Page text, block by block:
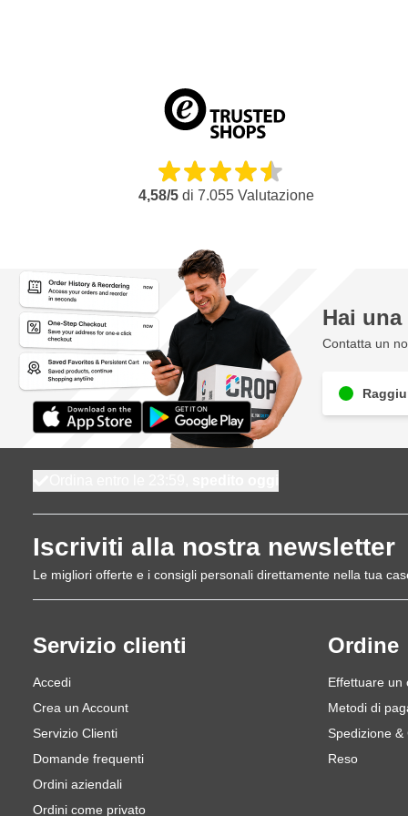
Pellicola di mascheratura in PE ecologica (10 μ)
Per la mascheratura rapida e la mascheratura di una
Resistente ai raggi UV
La pellicola aderisce alla superficie per carica statica
4,58/5di 7.055Valutazione
Hai
Contatta un
Iscriviti alla nostra newsletter
Le migliori offerte e i consigli personali direttamente nella tua
Servizio clienti
Accedi
Crea un Account
Servizio Clienti
Domande frequenti
Ordini aziendali
Ordini come privato
Ordine
Effettuare un
Metodi di
Spedizione &
Reso